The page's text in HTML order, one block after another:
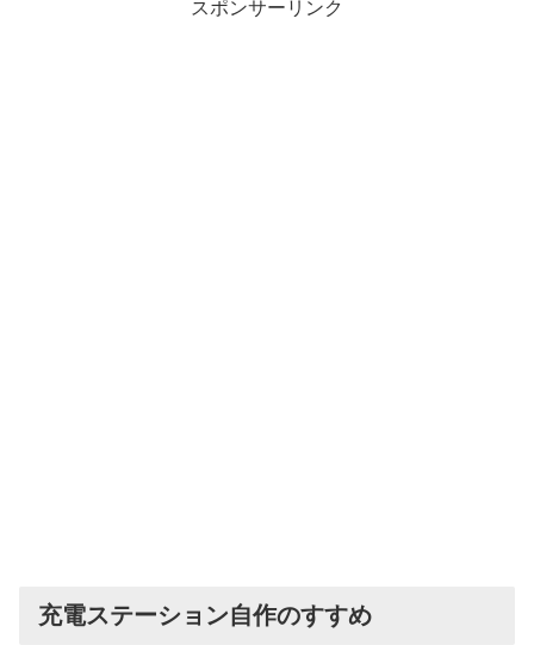
スポンサーリンク
充電ステーション自作のすすめ